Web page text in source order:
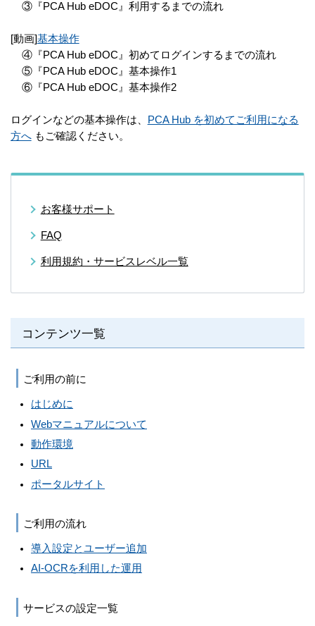
③『PCA Hub eDOC』利用するまでの流れ
[動画]基本操作
④『PCA Hub eDOC』初めてログインするまでの流れ
⑤『PCA Hub eDOC』基本操作1
⑥『PCA Hub eDOC』基本操作2
ログインなどの基本操作は、
PCA Hub を初めてご利用になる
方へもご確認ください。
お客様サポート
FAQ
利用規約・サービスレベル一覧
コンテンツ一覧
ご利用の前に
はじめに
Webマニュアルについて
動作環境
URL
ポータルサイト
ご利用の流れ
導入設定とユーザー追加
AI-OCRを利用した運用
サービスの設定一覧